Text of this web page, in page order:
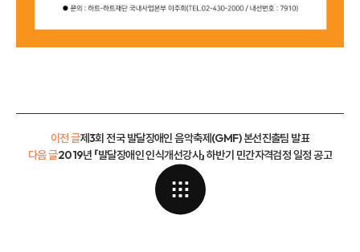
이전 글제3회 전국 발달장애인 음악축제(GMF) 본선진출팀 발표
2019년 「발달장애인 인식개선강사」 하반기 민간자격검정 일정 공고
다음 글